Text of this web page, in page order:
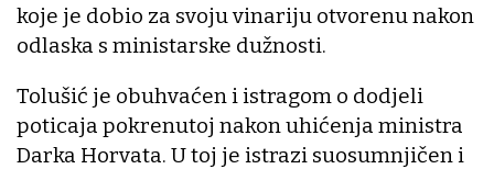
koje je dobio za svoju vinariju otvorenu nakon
odlaska s ministarske dužnosti.
Tolušić je obuhvaćen i istragom o dodjeli
poticaja pokrenutoj nakon uhićenja ministra
Darka Horvata. U toj je istrazi suosumnjičen i